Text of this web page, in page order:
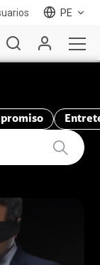
PE